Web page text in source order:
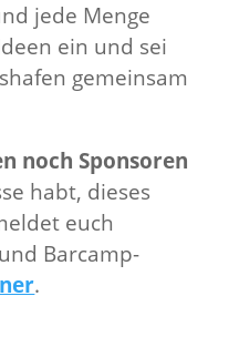
jede Menge
ein und sei
gemeinsam
noch Sponsoren
habt, dieses
euch
Barcamp-
.